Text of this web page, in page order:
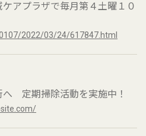
アプラザで毎月第４土曜１０
2022/03/24/617847.html
定期掃除活動を実施中！